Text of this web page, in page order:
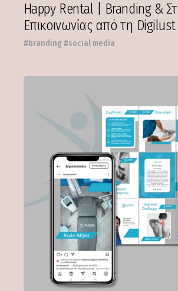
Happy Rental | Branding &
Επικοινωνίας από τη Digilust
#branding #social media